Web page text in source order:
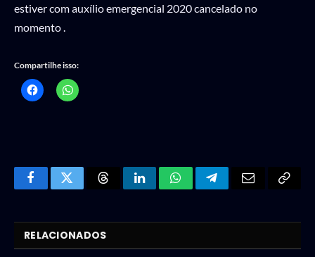
estiver com auxílio emergencial 2020 cancelado no
momento .
Compartilhe isso:
FacebookTwitter ThreadsLinkedInWhatsAppTelegram
RELACIONADOS